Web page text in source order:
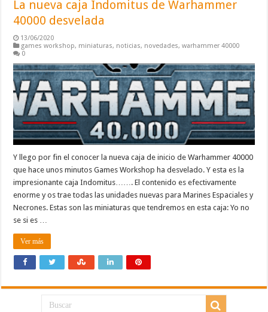
La nueva caja Indomitus de Warhammer
40000 desvelada
13/06/2020
games workshop, miniaturas, noticias, novedades,warhammer 40000
0
Y llego por fin el conocer la nueva caja de inicio de Warhammer 40000
que hace unos minutos Games Workshop ha desvelado. Y esta es la
impresionante caja Indomitus……. El contenido es efectivamente
enorme y os trae todas las unidades nuevas para Marines Espaciales y
Necrones. Estas son las miniaturas que tendremos en esta caja: Yo no
se si es …
Ver más